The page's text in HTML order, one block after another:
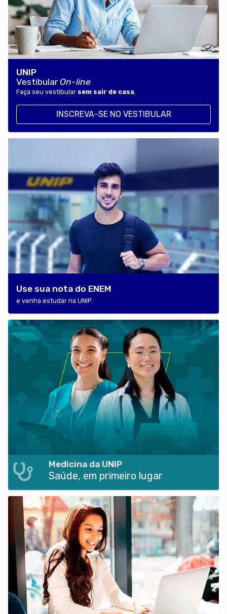
UNIP
VestibularOn-line
Faça seu vestibular sem sair de casa
INSCREVA-SE NO VESTIBULAR
Use sua nota do ENEM
e venha estudar na UNIP.
Medicina da UNIP
Saúde, em primeiro lugar